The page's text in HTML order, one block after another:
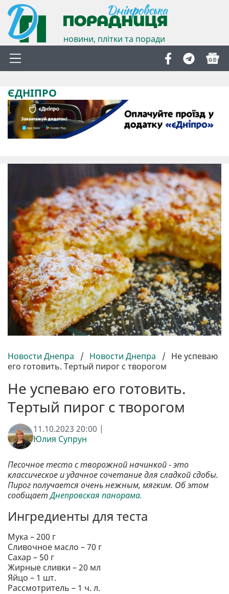
новини, плітки та поради
ЄДНІПРО
Новости Днепра / Новости Днепра / Не успеваю
его готовить. Тертый пирог с творогом
Не успеваю его готовить.
Тертый пирог с творогом
11.10.2023 20:00 |
Юлия Супрун
Песочное тесто с творожной начинкой - это
классическое и удачное сочетание для сладкой сдобы.
Пирог получается очень нежным, мягким. Об этом
сообщаетДнепровская панорама.
Ингредиенты для теста
Мука – 200 г
Сливочное масло – 70 г
Сахар – 50 г
Жирные сливки – 20 мл
Яйцо – 1 шт.
Рассмотритель – 1 ч. л.